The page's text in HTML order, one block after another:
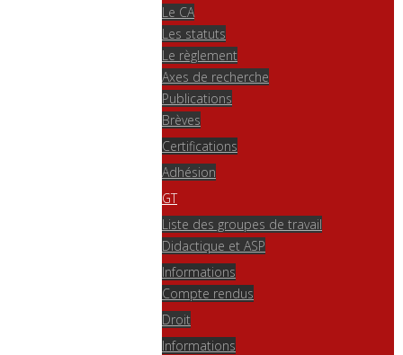
Le CA
Les statuts
Le règlement
Axes de recherche
Publications
Brèves
Certifications
Adhésion
GT
Liste des groupes de travail
Didactique et ASP
Informations
Compte rendus
Droit
Informations